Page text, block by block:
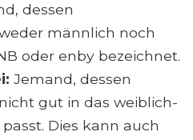
dessen
männlich noch
oder enby bezeichnet.
Jemand, dessen
gut in das weiblich-
Dies kann auch